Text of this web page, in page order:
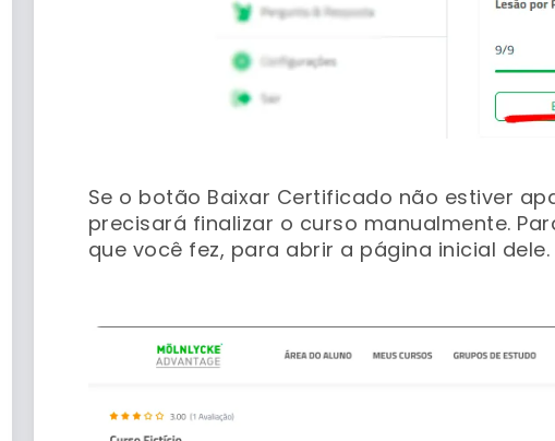
Se o botão Baixar Certificado não estiver
precisará finalizar o curso manualmente.
que você fez, para abrir a página inicial dele.